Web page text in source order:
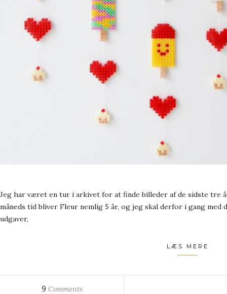
Jeg har været en tur i arkivet for at finde billeder af de sidste tre
måneds tid bliver Fleur nemlig 5 år, og jeg skal derfor i gang
udgaver,
LÆS MERE
9 Comments